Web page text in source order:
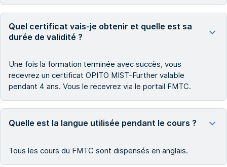
Quel certificat vais-je obtenir et quelle est sa
durée de validité ?
Une fois la formation terminée avec succès, vous
recevrez un certificat OPITO MIST-Further valable
pendant 4 ans. Vous le recevrez via le portail FMTC.
Quelle est la langue utilisée pendant le cours ?
Tous les cours du FMTC sont dispensés en anglais.